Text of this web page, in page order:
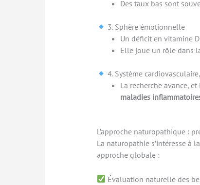
Des taux bas sont
3. Sphère émotionnelle
Un déficit en vitamine
Elle joue un rôle dans
4. Système
La recherche avance,
maladies
L’approche naturopathique :
La naturopathie s’intéresse à la
approche globale :
Évaluation naturelle des